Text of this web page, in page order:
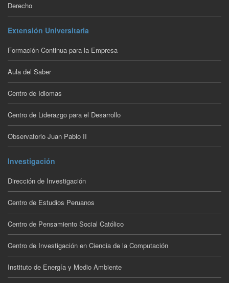
Derecho
Extensión Universitaria
Formación Continua para la Empresa
Aula del Saber
Centro de Idiomas
Centro de Liderazgo para el Desarrollo
Observatorio Juan Pablo II
Investigación
Dirección de Investigación
Centro de Estudios Peruanos
Centro de Pensamiento Social Católico
Centro de Investigación en Ciencia de la Computación
Instituto de Energía y Medio Ambiente